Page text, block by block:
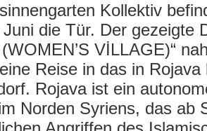
Kollektiv
die Tür. Der gezeigte
(WOMEN’S VİLLAGE)“
Reise in das in Rojava
Rojava ist ein
Norden Syriens, das ab